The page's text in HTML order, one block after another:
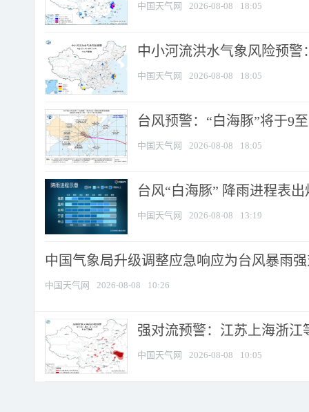
中国天气网 2026-08-08 18:05
中小河流洪水气象风险预
中国天气网 2026-08-08 18:05
台风预警：“白海豚”将于9
中国天气网 2026-08-08 18:05
台风“白海豚” 降雨进程表
中国天气网 2026-08-08 13:19
中国气象局升级调整应急响应为台风暴雨
中国天气网 2026-08-08 10:26
强对流预警：江苏上海浙江
中国天气网 2026-08-08 10:05